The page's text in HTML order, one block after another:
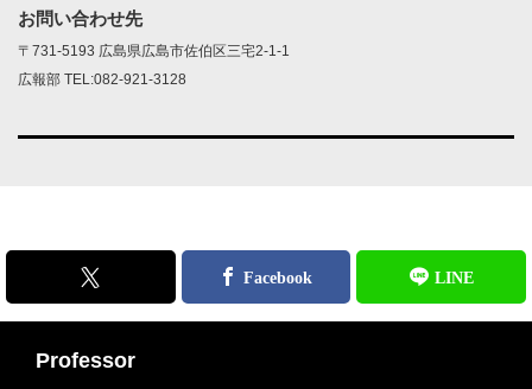
お問い合わせ先
〒731-5193 広島県広島市佐伯区三宅2-1-1
広報部 TEL:082-921-3128
Professor